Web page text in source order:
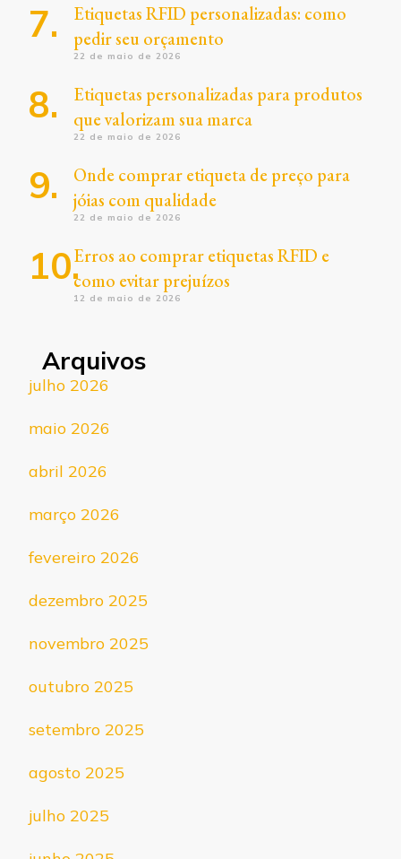
Etiquetas RFID personalizadas: como
pedir seu orçamento
22 de maio de 2026
Etiquetas personalizadas para produtos
que valorizam sua marca
22 de maio de 2026
Onde comprar etiqueta de preço para
jóias com qualidade
22 de maio de 2026
Erros ao comprar etiquetas RFID e
como evitar prejuízos
12 de maio de 2026
Arquivos
julho 2026
maio 2026
abril 2026
março 2026
fevereiro 2026
dezembro 2025
novembro 2025
outubro 2025
setembro 2025
agosto 2025
julho 2025